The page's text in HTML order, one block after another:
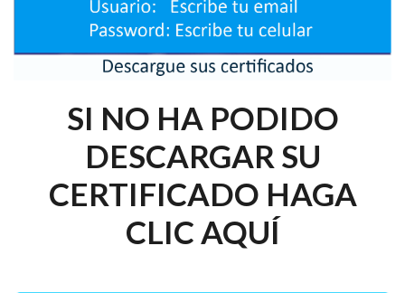
SI NO HA PODIDO
DESCARGAR SU
CERTIFICADO HAGA
CLIC AQUÍ